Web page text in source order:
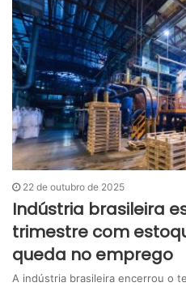
22 de outubro de 2025
Indústria brasileira
trimestre com
queda no emprego
A indústria brasileira encerrou o